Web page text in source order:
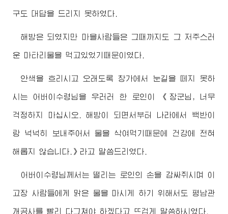
구도 대답을 드리지 못하였다.
해방은 되였지만 마을사람들은 그때까지도 그 저주스러
운 마타리물을 먹고있었기때문이였다.
안색을 흐리시고 오래도록 창가에서 눈길을 떼지 못하
시는 어버이수령님 을 우러러 한 로인이 《 장군님 , 너무
걱정하지 마십시오. 해방이 되면서부터 나라에서 백반이
랑 넉넉히 보내주어서 물을 삭여먹기때문에 건강에 전혀
해롭지 않습니다.》라고 말씀드리였다.
어버이수령님께서 는 떨리는 로인의 손을 감싸쥐시며 이
고장 사람들에게 맑은 물을 마시게 하기 위해서도 평남관
개공사를 빨리 다그쳐야 하겠다고 뜨겁게 말씀하시였다.